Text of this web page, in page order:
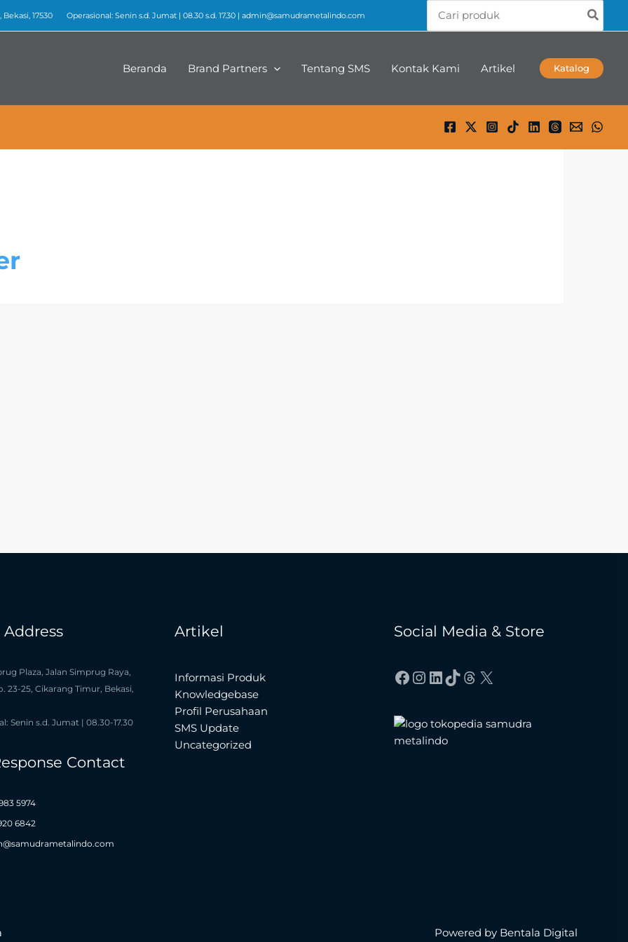
17530 Operasional: Senin s.d. Jumat | 08.30 s.d. 17.30 | admin@samudrametalindo.com
for:
Beranda Brand Partners Tentang SMS Kontak Kami Artikel Katalog
Plaza, Jalan Simprug Raya,
23-25, Cikarang Timur, Bekasi,
Senin s.d. Jumat | 08.30-17.30
Contact
5974
6842
Artikel
Informasi Produk
Knowledgebase
Profil Perusahaan
SMS Update
Uncategorized
Social Media & Store
Facebook
Instagram
LinkedIn
TikTok
Threads
X
Powered by Bentala Digital